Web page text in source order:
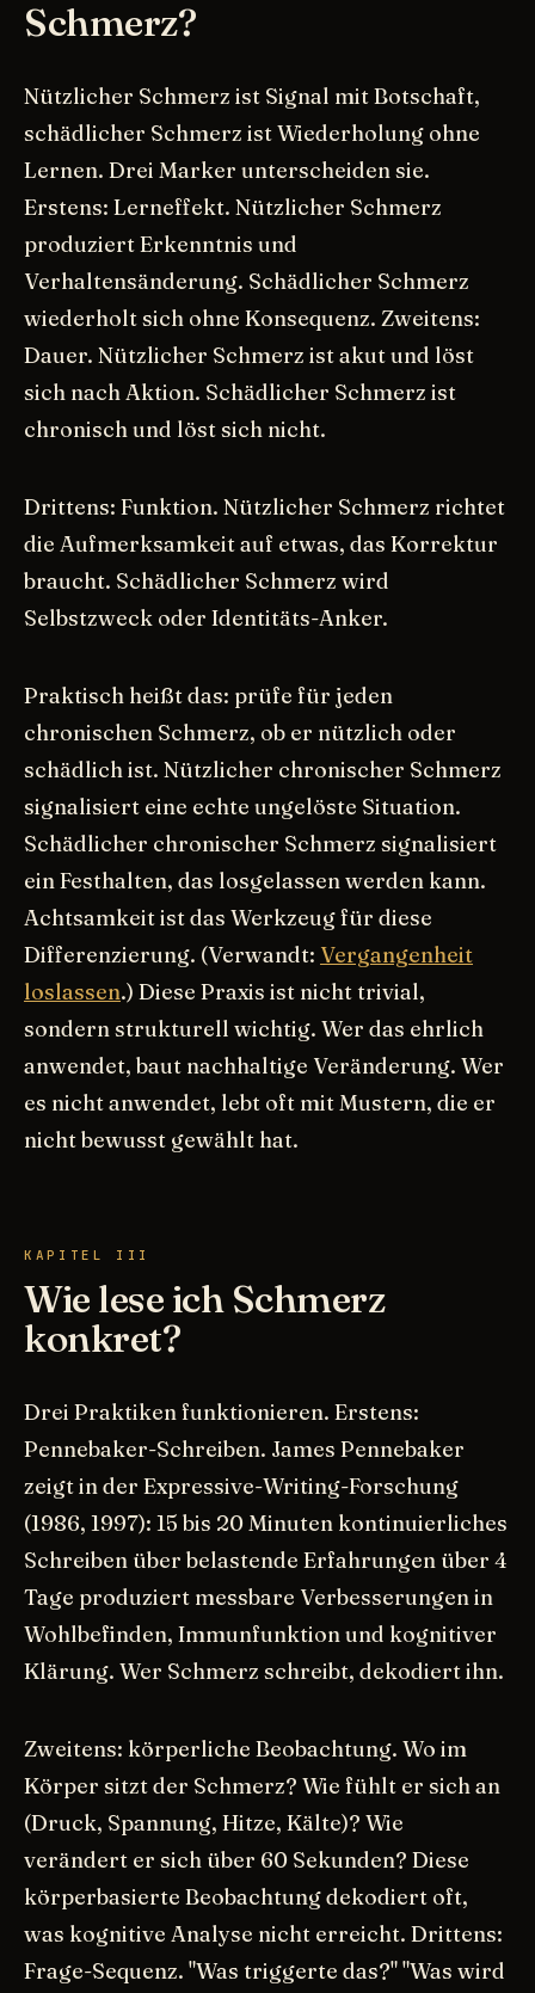
Schmerz?
Nützlicher Schmerz ist Signal mit Botschaft,
schädlicher Schmerz ist Wiederholung ohne
Lernen. Drei Marker unterscheiden sie.
Erstens: Lerneffekt. Nützlicher Schmerz
produziert Erkenntnis und
Verhaltensänderung. Schädlicher Schmerz
wiederholt sich ohne Konsequenz. Zweitens:
Dauer. Nützlicher Schmerz ist akut und löst
sich nach Aktion. Schädlicher Schmerz ist
chronisch und löst sich nicht.
Drittens: Funktion. Nützlicher Schmerz richtet
die Aufmerksamkeit auf etwas, das Korrektur
braucht. Schädlicher Schmerz wird
Selbstzweck oder Identitäts-Anker.
Praktisch heißt das: prüfe für jeden
chronischen Schmerz, ob er nützlich oder
schädlich ist. Nützlicher chronischer Schmerz
signalisiert eine echte ungelöste Situation.
Schädlicher chronischer Schmerz signalisiert
ein Festhalten, das losgelassen werden kann.
Achtsamkeit ist das Werkzeug für diese
Differenzierung. (Verwandt: Vergangenheit
loslassen.) Diese Praxis ist nicht trivial,
sondern strukturell wichtig. Wer das ehrlich
anwendet, baut nachhaltige Veränderung. Wer
es nicht anwendet, lebt oft mit Mustern, die er
nicht bewusst gewählt hat.
KAPITEL III
Wie lese ich Schmerz
konkret?
Drei Praktiken funktionieren. Erstens:
Pennebaker-Schreiben. James Pennebaker
zeigt in der Expressive-Writing-Forschung
(1986, 1997): 15 bis 20 Minuten kontinuierliches
Schreiben über belastende Erfahrungen über 4
Tage produziert messbare Verbesserungen in
Wohlbefinden, Immunfunktion und kognitiver
Klärung. Wer Schmerz schreibt, dekodiert ihn.
Zweitens: körperliche Beobachtung. Wo im
Körper sitzt der Schmerz? Wie fühlt er sich an
(Druck, Spannung, Hitze, Kälte)? Wie
verändert er sich über 60 Sekunden? Diese
körperbasierte Beobachtung dekodiert oft,
was kognitive Analyse nicht erreicht. Drittens:
Frage-Sequenz. "Was triggerte das?" "Was wird